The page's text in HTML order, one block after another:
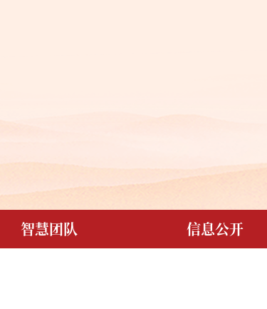
智慧团队 信息公开